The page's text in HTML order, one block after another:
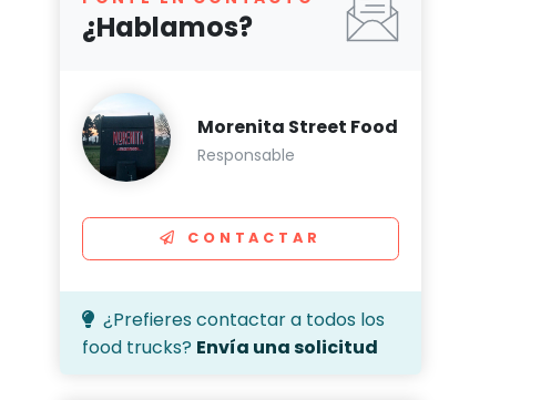
¿Hablamos?
Morenita Street Food
Responsable
CONTACTAR
¿Prefieres contactar a todos los
food trucks? Envía una solicitud